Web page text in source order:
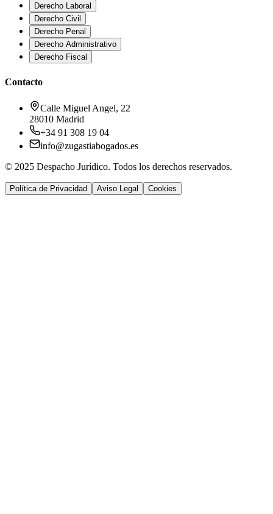
Derecho Laboral
Derecho Civil
Derecho Penal
Derecho Administrativo
Derecho Fiscal
Contacto
Calle Miguel Angel, 22
28010 Madrid
+34 91 308 19 04
info@zugastiabogados.es
© 2025 Despacho Jurídico. Todos los derechos reservados.
Política de Privacidad Aviso Legal Cookies